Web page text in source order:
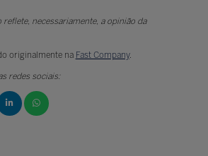
reflete, necessariamente, a opinião da
originalmente na Fast Company.
redes sociais: